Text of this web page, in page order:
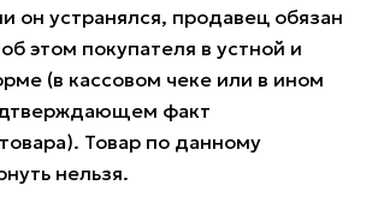
он устранялся, продавец обязан
этом покупателя в устной и
(в кассовом чеке или в ином
факт
Товар по данному
нельзя.